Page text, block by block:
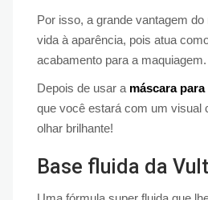
Por isso, a grande vantagem
vida à aparência, pois atua
acabamento para a maquiagem.
Depois de usar a máscara
que você estará com um visual
olhar brilhante!
Base fluida da